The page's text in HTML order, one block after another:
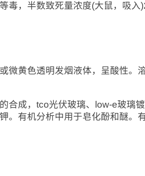
毒，半数致死量浓度(大鼠，吸入
微黄色透明发烟液体，呈酸性。
合成，tco光伏玻璃、low-e玻璃
。有机分析中用于皂化酚和醚。